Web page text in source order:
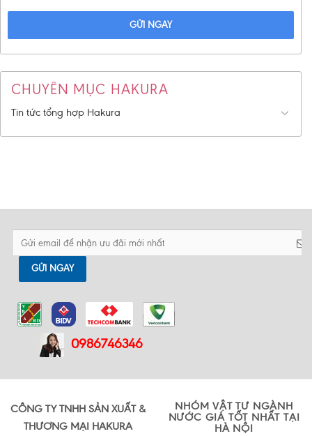
GỬI NGAY
CHUYÊN MỤC HAKURA
Tin tức tổng hợp Hakura
GỬI NGAY
0986746346
CÔNG TY TNHH SẢN XUẤT &
THƯƠNG MẠI HAKURA
NHÓM VẬT TƯ NGÀNH
NƯỚC GIÁ TỐT NHẤT TẠI
HÀ NỘI